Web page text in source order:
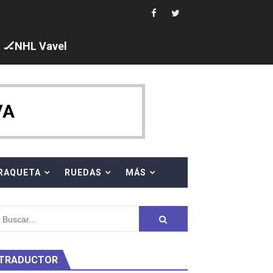
en plataforma. 5 orazos para Chiara Pellacani,
al equipo neutral ruso, llevándose 8 medallas, seis para
🏒NHL Vavel
RAQUETA RUEDAS MÁS